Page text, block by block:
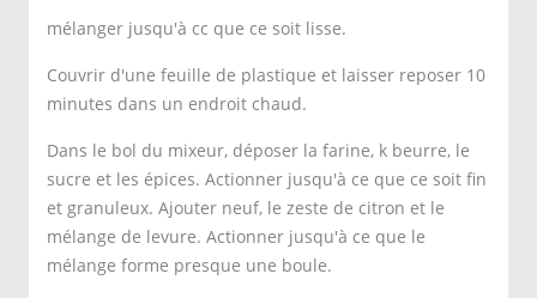
mélanger jusqu'à cc que ce soit lisse.
Couvrir d'une feuille de plastique et laisser reposer 10
minutes dans un endroit chaud.
Dans le bol du mixeur, déposer la farine, k beurre, le
sucre et les épices. Actionner jusqu'à ce que ce soit fin
et granuleux. Ajouter neuf, le zeste de citron et le
mélange de levure. Actionner jusqu'à ce que le
mélange forme presque une boule.